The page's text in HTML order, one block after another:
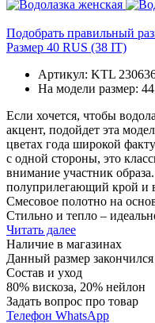
Подобрать правильный
Размер 40 RUS (38 IT)
Артикул: KTL
На модели размер:
Если хочется, чтобы
акцент, подойдет эта
цветах года широкой
с одной стороны, это
внимание участник
полуприлегающий крой и
Смесовое полотно на
Стильно и тепло –
Читать далее
Наличие в магазинах
Данный размер закончился
Состав и уход
80% вискоза, 20% нейлон
Задать вопрос про товар
Телефон WhatsApp